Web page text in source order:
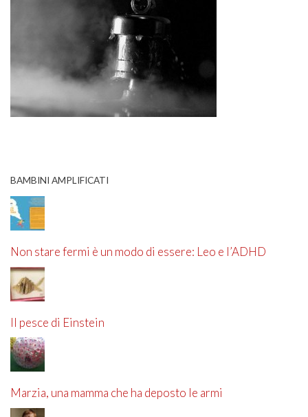
BAMBINI AMPLIFICATI
Non stare fermi è un modo di essere: Leo e l’ADHD
Il pesce di Einstein
Marzia, una mamma che ha deposto le armi